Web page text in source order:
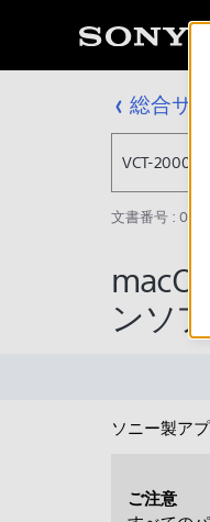
総合サ
VCT-2000
文書番号 :
ンソ
ソニー製ア
ご注意